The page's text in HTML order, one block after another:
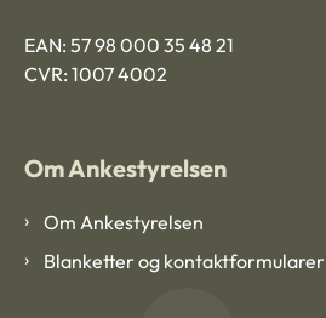
EAN: 57 98 000 35 48 21
CVR: 1007 4002
Om Ankestyrelsen
Om Ankestyrelsen
Blanketter og kontaktformularer